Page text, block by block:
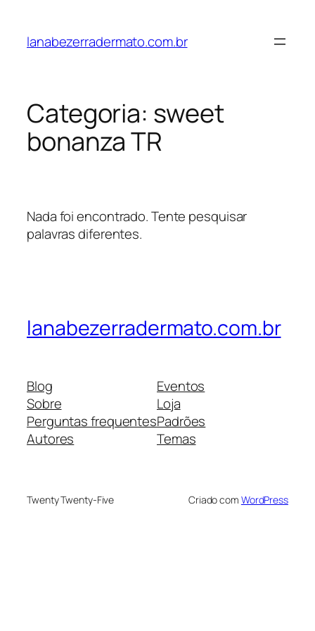
lanabezerradermato.com.br
Categoria: sweet
bonanza TR
Nada foi encontrado. Tente pesquisar
palavras diferentes.
lanabezerradermato.com.br
Blog
Sobre
Perguntas frequentes
Autores
Eventos
Loja
Padrões
Temas
Twenty Twenty-Five Criado com WordPress